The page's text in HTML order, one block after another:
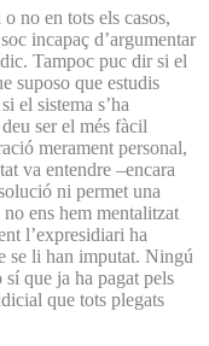
no en tots els casos,
incapaç d’argumentar
Tampoc puc dir si el
suposo que estudis
el sistema s’ha
ser el més fàcil
merament personal,
va entendre –encara
ni permet una
ens hem mentalitzat
l’expresidiari ha
se li han imputat. Ningú
sí que ja ha pagat pels
que tots plegats